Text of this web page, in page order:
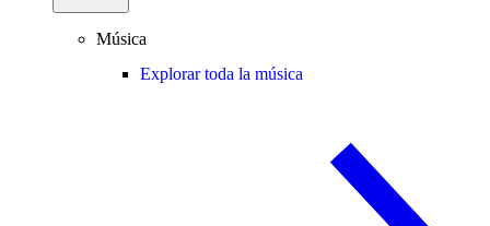
Música
Explorar toda la música